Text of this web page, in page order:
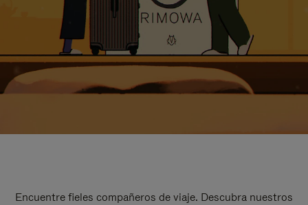
Encuentre fieles compañeros de viaje. Descubra nuestros